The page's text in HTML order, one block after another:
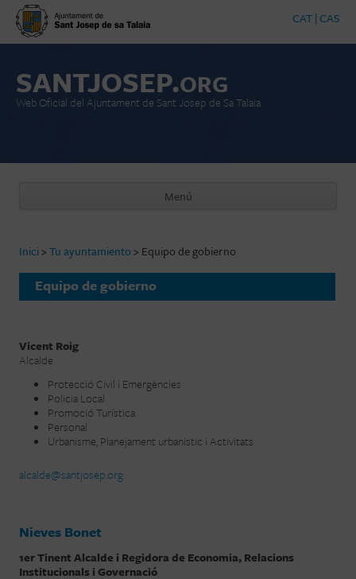
CAT| CAS
SANTJOSEP.ORG
Web Oficial del Ajuntament de Sant Josep de Sa Talaia
Menú
Inici>Tu ayuntamiento>Equipo de gobierno
Equipo de gobierno
Vicent Roig
Alcalde
Protecció Civil i Emergències
Policia Local
Promoció Turística
Personal
Urbanisme, Planejament urbanistic i Activitats
alcalde@santjosep.org
Nieves Bonet
1er Tinent Alcalde i Regidora de Economia, Relacions
Institucionals i Governació